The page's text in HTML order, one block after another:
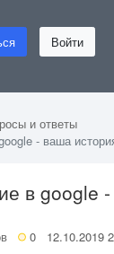
Войти
и ответы
- ваша
в google
0 12.10.2019